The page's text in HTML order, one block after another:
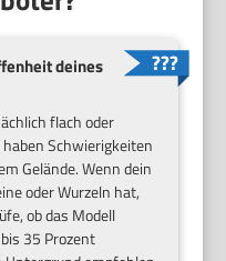
deines
flach oder
Schwierigkeiten
Gelände. Wenn dein
oder Wurzeln hat,
ob das Modell
35 Prozent